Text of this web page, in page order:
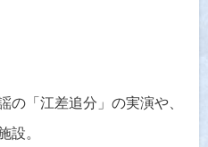
の「江差追分」の実演や、
設。